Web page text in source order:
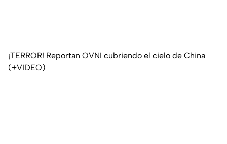
¡TERROR! Reportan OVNI cubriendo el cielo de China
(+VIDEO)